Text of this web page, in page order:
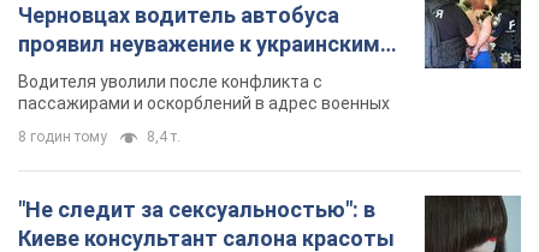
Черновцах водитель автобуса
проявил неуважение к украинским
военным и поплатился за это.
Видео
Водителя уволили после конфликта с
пассажирами и оскорблений в адрес военных
8 годин тому 8,4 т.
"Не следит за сексуальностью": в
Киеве консультант салона красоты